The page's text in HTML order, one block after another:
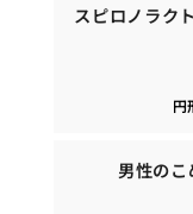
スピロノラク
円
男性の